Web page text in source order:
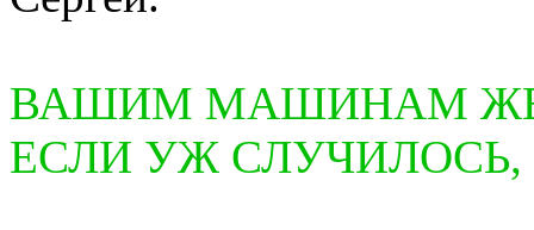
ВАШИМ МАШИНАМ
ЕСЛИ УЖ